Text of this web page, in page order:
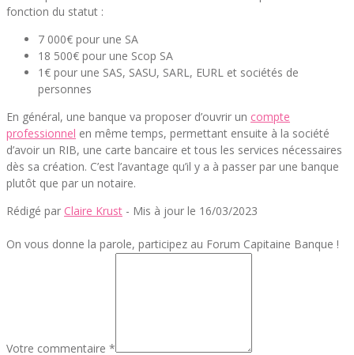
fonction du statut :
7 000€ pour une SA
18 500€ pour une Scop SA
1€ pour une SAS, SASU, SARL, EURL et sociétés de
personnes
En général, une banque va proposer d’ouvrir un compte
professionnel en même temps, permettant ensuite à la société
d’avoir un RIB, une carte bancaire et tous les services nécessaires
dès sa création. C’est l’avantage qu’il y a à passer par une banque
plutôt que par un notaire.
Rédigé par Claire Krust - Mis à jour le 16/03/2023
On vous donne la parole, participez au Forum Capitaine Banque !
Votre commentaire *